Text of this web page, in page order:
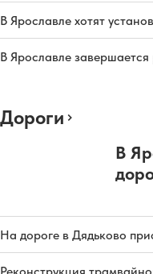
В Ярославле хотят
В Ярославле
Дороги
В
На дороге в Дядьково